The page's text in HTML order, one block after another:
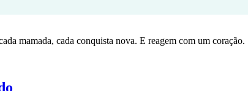
mamada, cada conquista nova. E reagem com um coração.